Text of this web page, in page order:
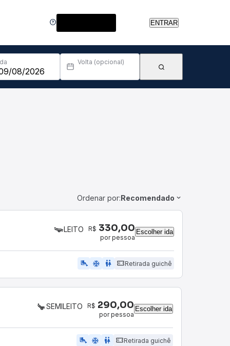
ENTRAR
Volta (opcional)
Ordenar por:Recomendado
LEITO R$ 330,00
por pessoa
Escolher ida
airline_seat_legroom_extra ac_unit wc Retirada guichê
SEMILEITO R$ 290,00
por pessoa
Escolher ida
airline_seat_legroom_extra ac_unit WC Retirada guichê